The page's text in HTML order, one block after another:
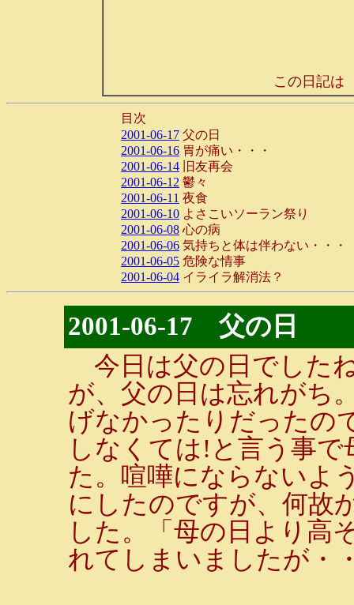
この日記は
目次
2001-06-17 父の日
2001-06-16 胃が痛い・・・
2001-06-14 旧友再会
2001-06-12 鬱々
2001-06-11 夜食
2001-06-10 よさこいソーラン祭り
2001-06-08 心の病
2001-06-06 気持ちと体は伴わない・・・
2001-06-05 危険な情事
2001-06-04 イライラ解消法？
2001-06-17 父の日
今日は父の日でした
が、父の日は忘れがち
げなかったりだったの
しなくては!と言う事
た。喧嘩にならないよ
にしたのですが、何故
した。「母の日より高
れてしまいましたが・